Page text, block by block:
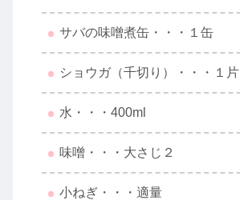
サバの味噌煮缶・・・１缶
ショウガ（千切り）・・・１片
水・・・400ml
味噌・・・大さじ２
小ねぎ・・・適量